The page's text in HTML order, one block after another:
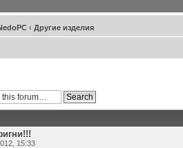
‹ Другие изделия
15:33